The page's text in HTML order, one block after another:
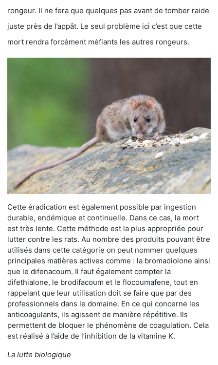
rongeur. Il ne fera que quelques pas avant de tomber raide
juste près de l’appât. Le seul problème ici c’est que cette
mort rendra forcément méfiants les autres rongeurs.
Cette éradication est également possible par ingestion
durable, endémique et continuelle. Dans ce cas, la mort
est très lente. Cette méthode est la plus appropriée pour
lutter contre les rats. Au nombre des produits pouvant être
utilisés dans cette catégorie on peut nommer quelques
principales matières actives comme : la bromadiolone ainsi
que le difenacoum. Il faut également compter la
difethialone, le brodifacoum et le flocoumafene, tout en
rappelant que leur utilisation doit se faire que par des
professionnels dans le domaine. En ce qui concerne les
anticoagulants, ils agissent de manière répétitive. Ils
permettent de bloquer le phénomène de coagulation. Cela
est réalisé à l’aide de l’inhibition de la vitamine K.
La lutte biologique